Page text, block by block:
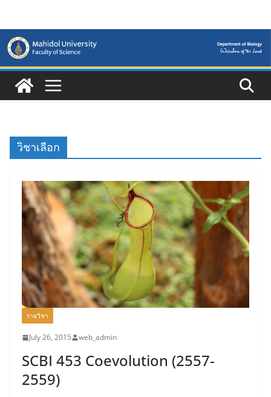
content
วิชาเลือก
รายวิชา
July 26, 2015 web_admin
SCBI 453 Coevolution (2557-
2559)